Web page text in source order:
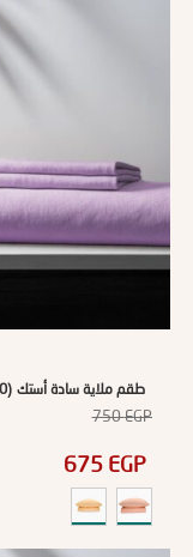
طقم ملاية سادة أستك (120×200) سنجل 3 قطع
750EGP
675 EGP